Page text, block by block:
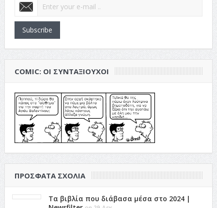
Subscribe
COMIC: ΟΙ ΣΥΝΤΑΞΙΟΎΧΟΙ
ΠΡΌΣΦΑΤΑ ΣΧΌΛΙΑ
Τα βιβλία που διάβασα μέσα στο 2024 |